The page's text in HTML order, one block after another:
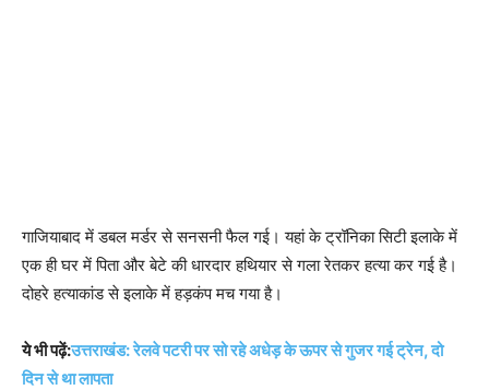
गाजियाबाद में डबल मर्डर से सनसनी फैल गई। यहां के ट्रॉनिका सिटी इलाके में
एक ही घर में पिता और बेटे की धारदार हथियार से गला रेतकर हत्या कर गई है।
दोहरे हत्याकांड से इलाके में हड़कंप मच गया है।
ये भी पढ़ें:उत्तराखंड: रेलवे पटरी पर सो रहे अधेड़ के ऊपर से गुजर गई ट्रेन, दो
दिन से था लापता